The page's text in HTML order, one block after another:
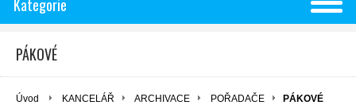
Kategorie
PÁKOVÉ
Úvod KANCELÁŘ ARCHIVACE POŘADAČE PÁKOVÉ